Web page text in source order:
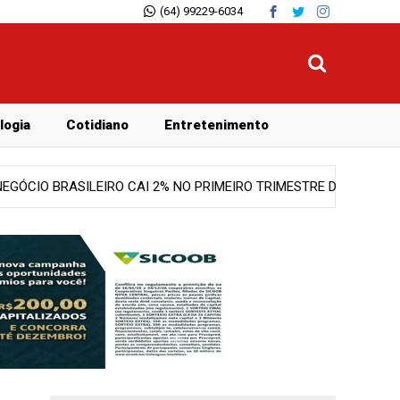
(64) 99229-6034
Cotidiano Entretenimento
2026 Notícias GOIÁS ENTRA EM ALERTA PARA